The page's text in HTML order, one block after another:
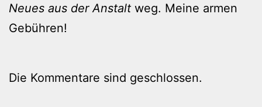
Neues aus der Anstalt weg. Meine armen
Gebühren!
Die Kommentare sind geschlossen.